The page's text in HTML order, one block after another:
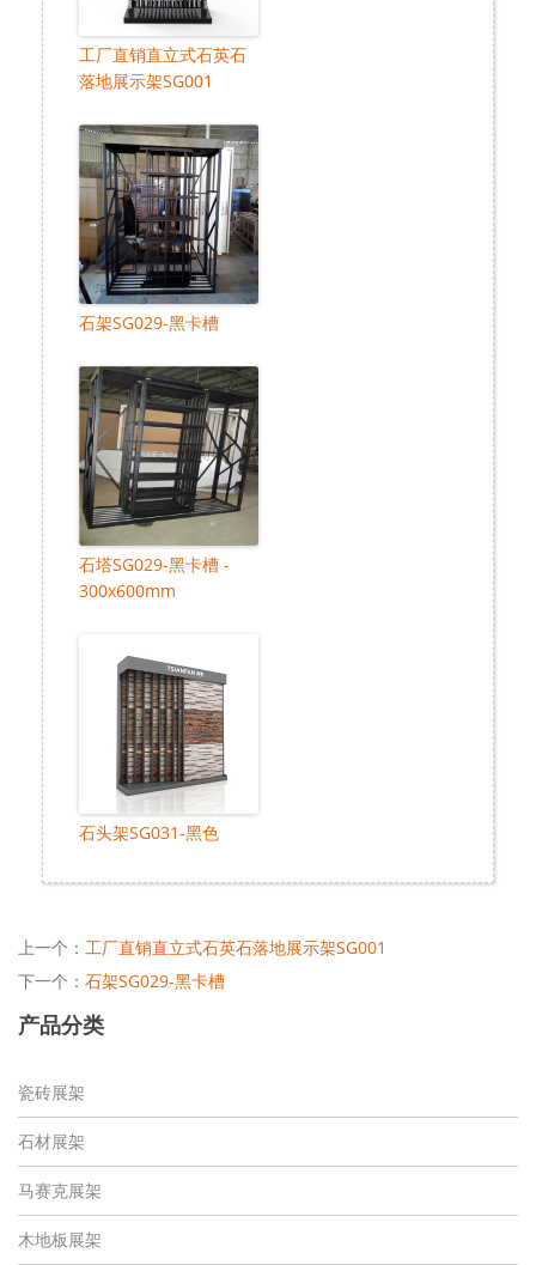
工厂直销直立式石英石
落地展示架SG001
石架SG029-黑卡槽
石塔SG029-黑卡槽 -
300x600mm
石头架SG031-黑色
上一个： 工厂直销直立式石英石落地展示架SG001
下一个： 石架SG029-黑卡槽
产品分类
瓷砖展架
石材展架
马赛克展架
木地板展架